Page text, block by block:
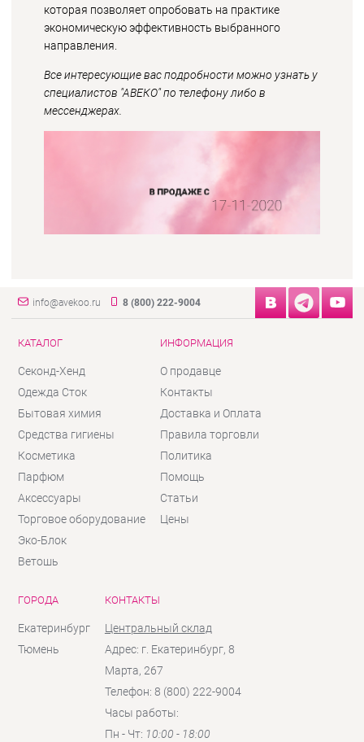
которая позволяет опробовать на практике
экономическую эффективность выбранного
направления.
Все интересующие вас подробности можно узнать у
специалистов "АВЕКО" по телефону либо в
мессенджерах.
info@avekoo.ru 8 (800) 222-9004
КАТАЛОГ
Секонд-Хенд
Одежда Сток
Бытовая химия
Средства гигиены
Косметика
Парфюм
Аксессуары
Торговое оборудование
Эко-Блок
Ветошь
ИНФОРМАЦИЯ
О продавце
Контакты
Доставка и Оплата
Правила торговли
Политика
Помощь
Статьи
Цены
ГОРОДА
Екатеринбург
Тюмень
КОНТАКТЫ
Центральный склад
Адрес: г. Екатеринбург, 8
Марта, 267
Телефон: 8 (800) 222-9004
Часы работы:
Пн - Чт: 10:00 - 18:00